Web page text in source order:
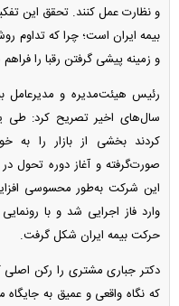
و نظارت عمل کنند. تحقق این
بیمه ایران است؛ چرا که
و زمینه پیشی گرفتن رقبا را
رئیس هیئت‌مدیره و مدیرعامل
سال‌های اخیر تصریح کرد:
کردند بخشی از بازار را به
صورت‌گرفته و آغاز دوره تحول در
وارد فاز اجرایی شد و با
حرکت بیمه ایران شکل گرفت.
دکتر جباری مشتری را رکن
که نگاه واقعی و عمیق به جایگاه